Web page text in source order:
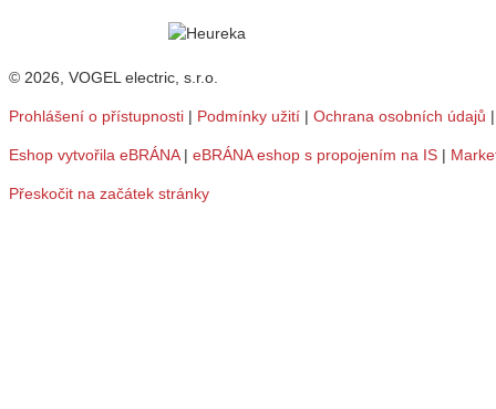
© 2026, VOGEL electric, s.r.o.
Prohlášení o přístupnosti | Podmínky užití | Ochrana osobních údajů
Eshop vytvořila eBRÁNA| eBRÁNA eshop s propojením na IS |
Přeskočit na začátek stránky